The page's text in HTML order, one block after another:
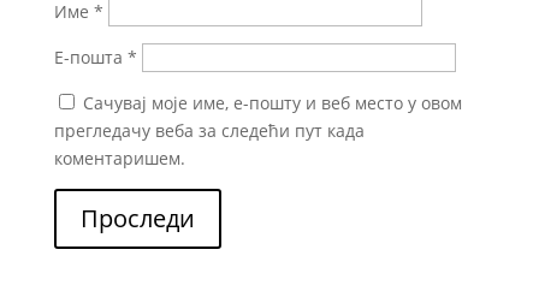
Име *
Е-пошта *
Сачувај моје име, е-пошту и веб место у овом
прегледачу веба за следећи пут када
коментаришем.
Проследи